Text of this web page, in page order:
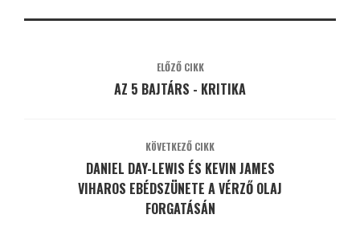
ELŐZŐ CIKK
AZ 5 BAJTÁRS - KRITIKA
KÖVETKEZŐ CIKK
DANIEL DAY-LEWIS ÉS KEVIN JAMES
VIHAROS EBÉDSZÜNETE A VÉRZŐ OLAJ
FORGATÁSÁN